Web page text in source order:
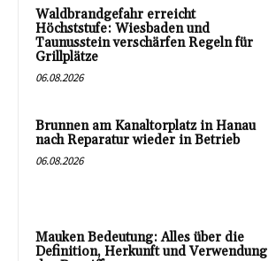
Waldbrandgefahr erreicht
Höchststufe: Wiesbaden und
Taunusstein verschärfen Regeln für
Grillplätze
06.08.2026
Brunnen am Kanaltorplatz in Hanau
nach Reparatur wieder in Betrieb
06.08.2026
Mauken Bedeutung: Alles über die
Definition, Herkunft und Verwendung